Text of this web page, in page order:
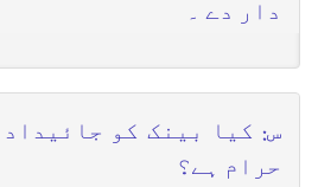
دار دے ۔
س: کیا بینک کو
حرام ہے؟